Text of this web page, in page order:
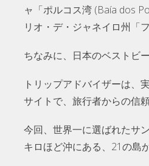
ャ「ポルコス湾 (Baía dos
リオ・デ・ジャネイロ州「
ちなみに、日本のベストビ
トリップアドバイザーは、
サイトで、旅行者からの信
今回、世界一に選ばれたサ
キロほど沖にある、21の島